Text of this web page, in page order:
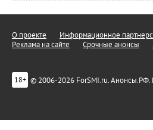
О проекте Информационное
Реклама на сайте
Срочные анонсы
18+ © 2006-2026 ForSMI.ru.